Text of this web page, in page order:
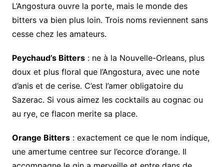
L’Angostura ouvre la porte, mais le monde des
bitters va bien plus loin. Trois noms reviennent sans
cesse chez les amateurs.
Peychaud’s Bitters: ne à la Nouvelle-Orleans, plus
doux et plus floral que l’Angostura, avec une note
d’anis et de cerise. C’est l’amer obligatoire du
Sazerac. Si vous aimez les cocktails au cognac ou
au rye, ce flacon merite sa place.
Orange Bitters: exactement ce que le nom indique,
une amertume centree sur l’ecorce d’orange. Il